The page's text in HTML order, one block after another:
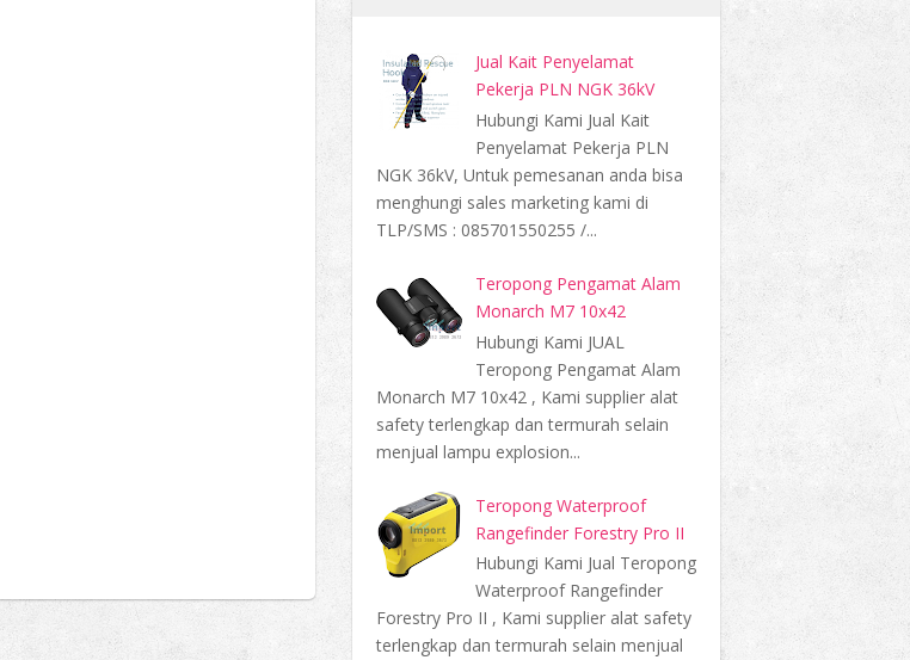
Jual Kait Penyelamat
Pekerja PLN NGK 36kV
Hubungi Kami Jual Kait
Penyelamat Pekerja PLN
NGK 36kV, Untuk pemesanan anda bisa
menghungi sales marketing kami di
TLP/SMS : 085701550255 /...
Teropong Pengamat Alam
Monarch M7 10x42
Hubungi Kami JUAL
Teropong Pengamat Alam
Monarch M7 10x42 , Kami supplier alat
safety terlengkap dan termurah selain
menjual lampu explosion...
Teropong Waterproof
Rangefinder Forestry Pro II
Hubungi Kami Jual Teropong
Waterproof Rangefinder
Forestry Pro II , Kami supplier alat safety
terlengkap dan termurah selain menjual